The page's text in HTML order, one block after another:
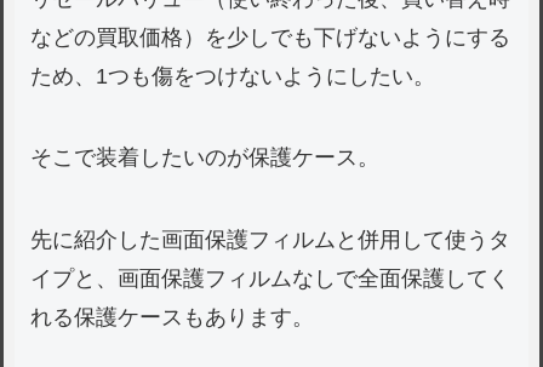
などの買取価格）を少しでも下げないようにする
ため、1つも傷をつけないようにしたい。
そこで装着したいのが保護ケース。
先に紹介した画面保護フィルムと併用して使うタ
イプと、画面保護フィルムなしで全面保護してく
れる保護ケースもあります。